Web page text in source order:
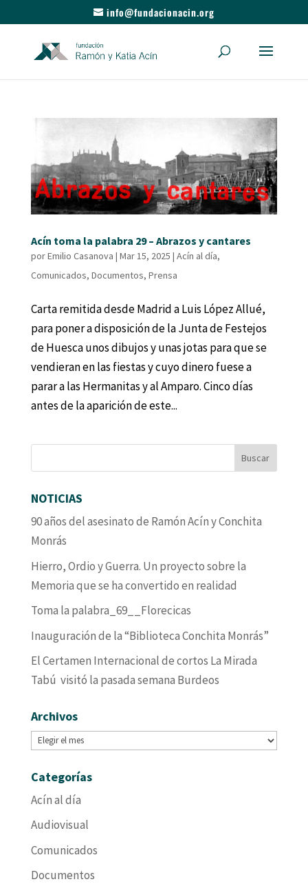
info@fundacionacin.org
Acín toma la palabra 29 – Abrazos y cantares
porEmilio Casanova | Mar 15, 2025 | Acín al día,
Comunicados, Documentos, Prensa
Carta remitida desde Madrid a Luis López Allué,
para poner a disposición de la Junta de Festejos
de Huesca unos dibujos y unas jotas para que se
vendieran en las fiestas y cuyo dinero fuese a
parar a las Hermanitas y al Amparo. Cinco días
antes de la aparición de este...
NOTICIAS
90 años del asesinato de Ramón Acín y Conchita
Monrás
Hierro, Ordio y Guerra. Un proyecto sobre la
Memoria que se ha convertido en realidad
Toma la palabra_69__Florecicas
Inauguración de la “Biblioteca Conchita Monrás”
El Certamen Internacional de cortos La Mirada
Tabú visitó la pasada semana Burdeos
Archivos
Archivos
Categorías
Acín al día
Audiovisual
Comunicados
Documentos